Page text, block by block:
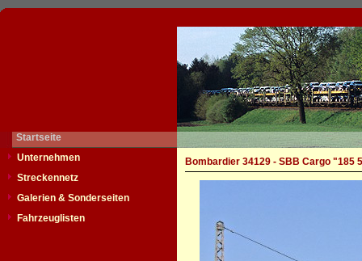
Startseite
Unternehmen
Streckennetz
Galerien & Sonderseiten
Fahrzeuglisten
Bombardier 34129 - SBB Cargo "185